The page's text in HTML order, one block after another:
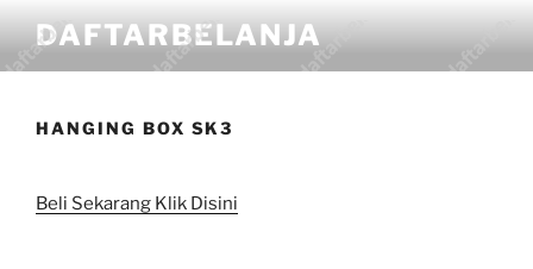
DAFTARBELANJA
HANGING BOX SK3
Beli Sekarang Klik Disini